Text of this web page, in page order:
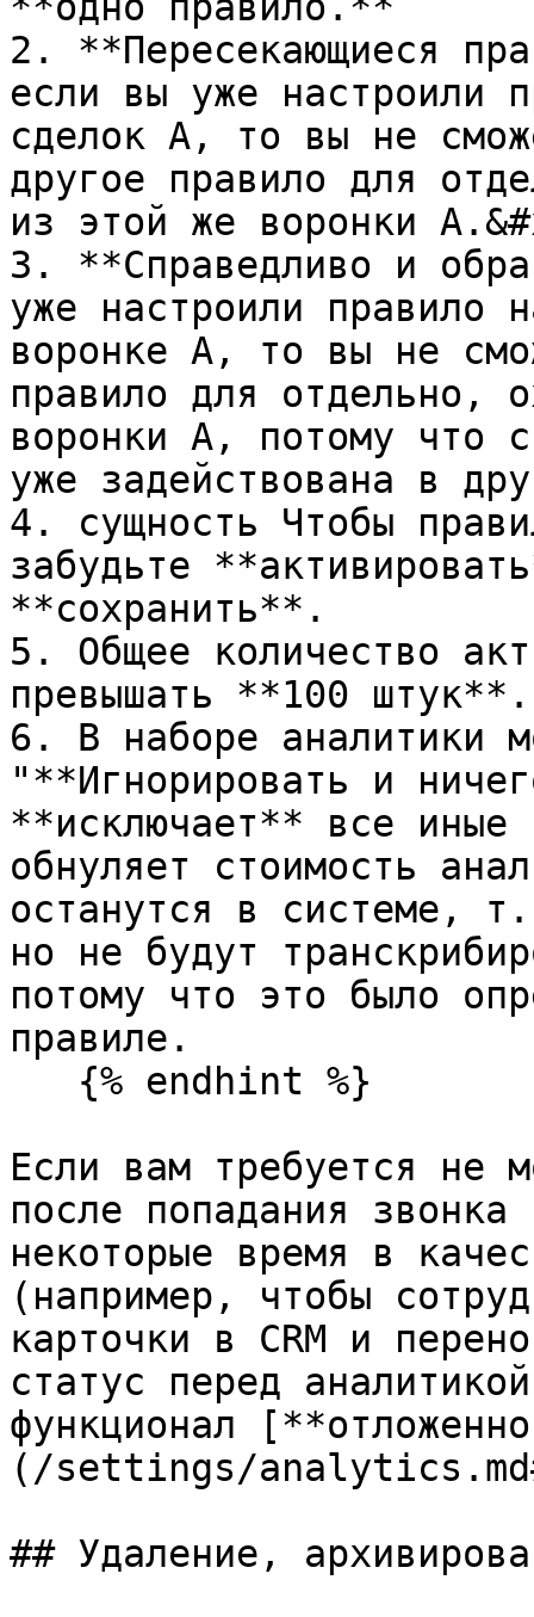
2. **Пересекающиеся
если вы уже настроили
сделок А, то вы не
другое правило для
из этой же воронки
3. **Справедливо и
уже настроили правило
воронке А, то вы не
правило для отдельно,
воронки А, потому что
уже задействована в
4. сущность Чтобы
забудьте
**сохранить**.
5. Общее количество
превышать **100 штук**.
6. В наборе аналитики
"**Игнорировать и
**исключает** все иные
обнуляет стоимость
останутся в системе,
но не будут
потому что это было
правиле.
Если вам требуется не
после попадания
некоторые время в
(например, чтобы
карточки в CRM и
статус перед
функционал
(/settings/
## Удаление,